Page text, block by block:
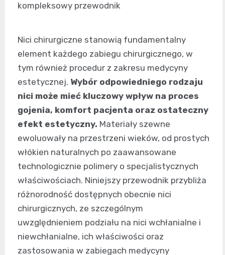
kompleksowy przewodnik
Nici chirurgiczne stanowią fundamentalny
element każdego zabiegu chirurgicznego, w
tym również procedur z zakresu medycyny
estetycznej. Wybór odpowiedniego rodzaju
nici może mieć kluczowy wpływ na proces
gojenia, komfort pacjenta oraz ostateczny
efekt estetyczny. Materiały szewne
ewoluowały na przestrzeni wieków, od prostych
włókien naturalnych po zaawansowane
technologicznie polimery o specjalistycznych
właściwościach. Niniejszy przewodnik przybliża
różnorodność dostępnych obecnie nici
chirurgicznych, ze szczególnym
uwzględnieniem podziału na nici wchłanialne i
niewchłanialne, ich właściwości oraz
zastosowania w zabiegach medycyny